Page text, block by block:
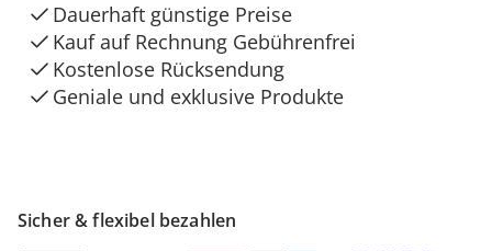
Sicher & flexibel bezahlen
Dauerhaft günstige Preise
Kauf auf Rechnung Gebührenfrei
Kostenlose Rücksendung
Geniale und exklusive Produkte